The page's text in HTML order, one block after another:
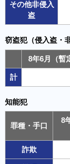
その他非侵入
盗
窃盗犯（侵入盗・
8年6月（暫
計
知能犯
罪種・手口
8
詐欺